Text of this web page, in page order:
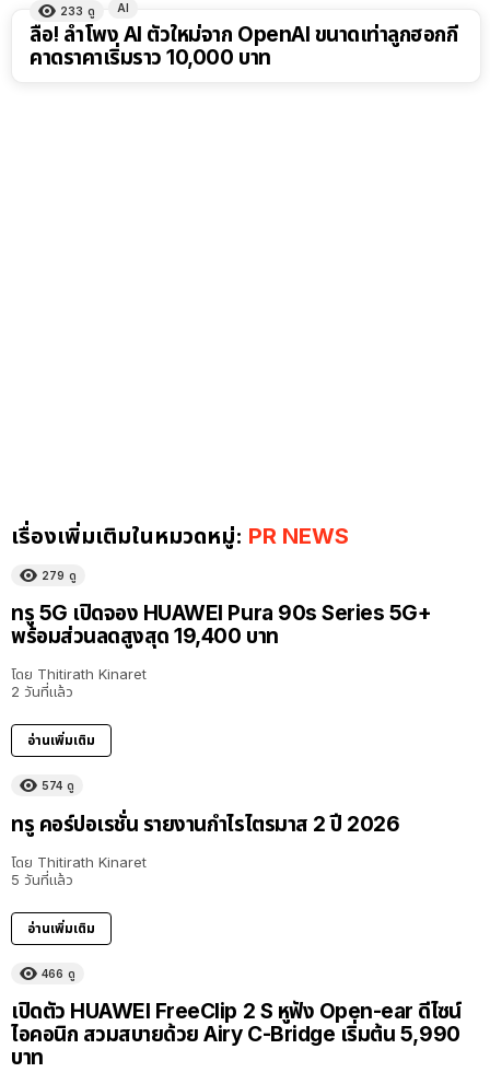
233 ดู AI
ลือ! ลำโพง AI ตัวใหม่จาก OpenAI ขนาดเท่าลูกฮอกกี้
คาดราคาเริ่มราว 10,000 บาท
เรื่องเพิ่มเติมในหมวดหมู่: PR NEWS
279 ดู
ทรู 5G เปิดจอง HUAWEI Pura 90s Series 5G+
พร้อมส่วนลดสูงสุด 19,400 บาท
โดย Thitirath Kinaret
2 วันที่แล้ว
อ่านเพิ่มเติม
574 ดู
ทรู คอร์ปอเรชั่น รายงานกำไรไตรมาส 2 ปี 2026
โดย Thitirath Kinaret
5 วันที่แล้ว
อ่านเพิ่มเติม
466 ดู
เปิดตัว HUAWEI FreeClip 2 S หูฟัง Open-ear ดีไซน์
ไอคอนิก สวมสบายด้วย Airy C-Bridge เริ่มต้น 5,990
บาท